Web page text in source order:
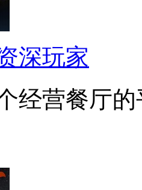
深玩家
经营餐厅的